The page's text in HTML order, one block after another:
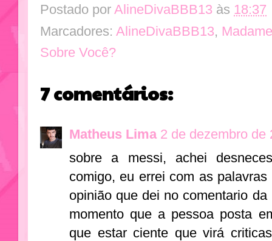
Postado por AlineDivaBBB13 às 18:37
Marcadores: AlineDivaBBB13,
Sobre Você?
7 comentários:
Matheus Lima 2 de dezembro de
sobre a messi, achei
comigo, eu errei com as
opinião que dei no comentario
momento que a pessoa posta
que estar ciente que virá